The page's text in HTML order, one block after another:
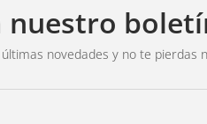
nuestro
novedades y no te pierdas